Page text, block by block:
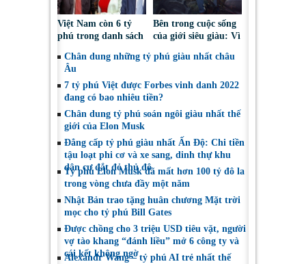
Việt Nam còn 6 tỷ
phú trong danh sách
Bên trong cuộc sống
của giới siêu giàu: Vì
làm việc nhà?
Chân dung những tỷ phú giàu nhất châu
Âu
7 tỷ phú Việt được Forbes vinh danh 2022
đang có bao nhiêu tiền?
Chân dung tỷ phú soán ngôi giàu nhất thế
giới của Elon Musk
Đẳng cấp tỷ phú giàu nhất Ấn Độ: Chi tiền
tậu loạt phi cơ và xe sang, dinh thự khu
dân cư đắt đỏ thủ đô
Tỷ phú Elon Musk đã mất hơn 100 tỷ đô la
trong vòng chưa đầy một năm
Nhật Bản trao tặng huân chương Mặt trời
mọc cho tỷ phú Bill Gates
Được chồng cho 3 triệu USD tiêu vặt, người
vợ tào khang “đánh liều” mở 6 công ty và
cái kết không ngờ
Alexandr Wang – tỷ phú AI trẻ nhất thế